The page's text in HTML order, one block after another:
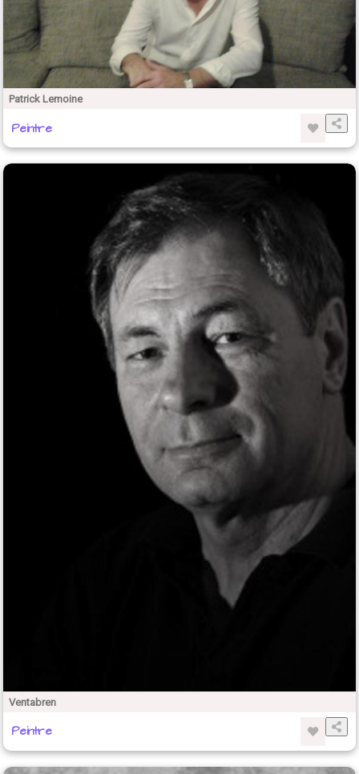
Patrick Lemoine
Peintre
Ventabren
Peintre